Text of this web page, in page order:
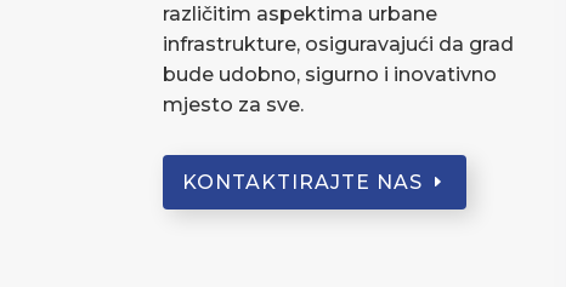
različitim aspektima urbane
infrastrukture, osiguravajući da grad
bude udobno, sigurno i inovativno
mjesto za sve.
KONTAKTIRAJTE NAS